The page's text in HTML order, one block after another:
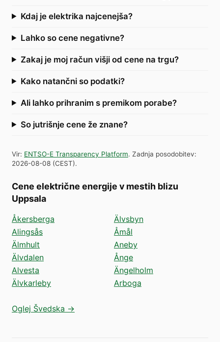
Kdaj je elektrika najcenejša?
Lahko so cene negativne?
Zakaj je moj račun višji od cene na trgu?
Kako natančni so podatki?
Ali lahko prihranim s premikom porabe?
So jutrišnje cene že znane?
Vir: ENTSO-E Transparency Platform. Zadnja posodobitev:
2026-08-08 (CEST).
Cene električne energije v mestih blizu
Uppsala
Åkersberga
Alingsås
Älmhult
Älvdalen
Alvesta
Älvkarleby
Älvsbyn
Åmål
Aneby
Ånge
Ängelholm
Arboga
Oglej Švedska →